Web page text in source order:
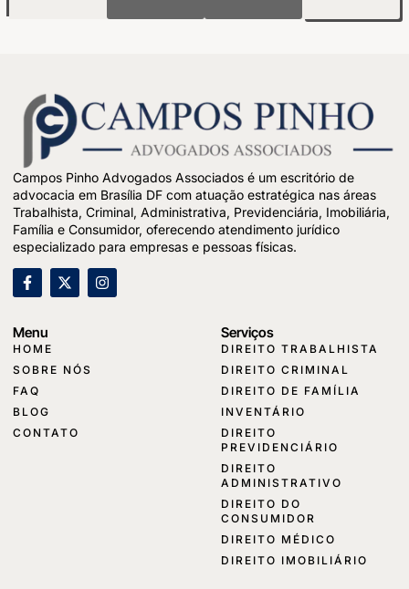
Campos Pinho Advogados Associados é um escritório de
advocacia em Brasília DF com atuação estratégica nas áreas
Trabalhista, Criminal, Administrativa, Previdenciária, Imobiliária,
Família e Consumidor, oferecendo atendimento jurídico
especializado para empresas e pessoas físicas.
Menu
HOME
SOBRE NÓS
FAQ
BLOG
CONTATO
Serviços
DIREITO TRABALHISTA
DIREITO CRIMINAL
DIREITO DE FAMÍLIA
INVENTÁRIO
DIREITO
PREVIDENCIÁRIO
DIREITO
ADMINISTRATIVO
DIREITO DO
CONSUMIDOR
DIREITO MÉDICO
DIREITO IMOBILIÁRIO